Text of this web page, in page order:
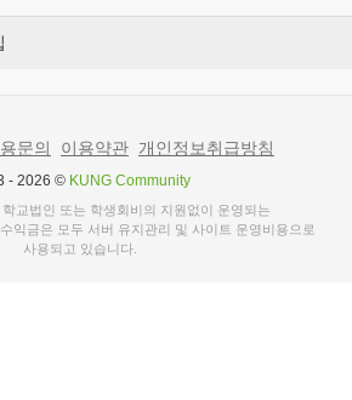
문의 이용약관 개인정보취급방침
- 2026 © KUNG Community
교법인 또는 학생회비의 지원없이 운영되는
익금은 모두 서버 유지관리 및 사이트 운영비용으로
사용되고 있습니다.